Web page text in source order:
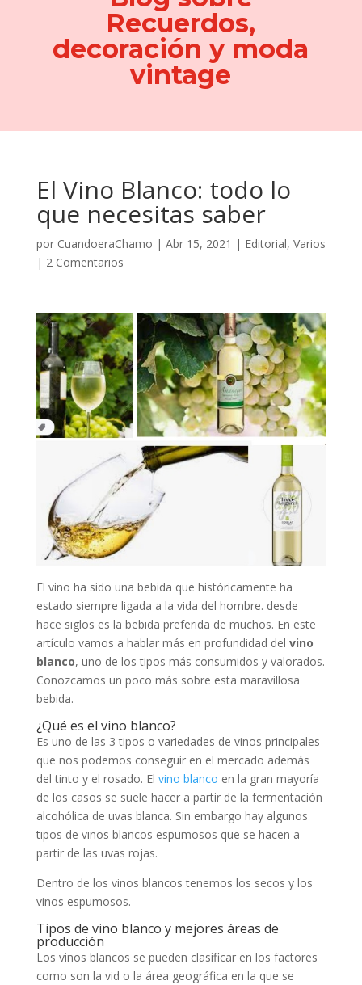
Recuerdos,
decoración y moda
vintage
El Vino Blanco: todo lo
que necesitas saber
por CuandoeraChamo | Abr 15, 2021 | Editorial, Varios
| 2 Comentarios
El vino ha sido una bebida que históricamente ha
estado siempre ligada a la vida del hombre. desde
hace siglos es la bebida preferida de muchos. En este
artículo vamos a hablar más en profundidad del vino
blanco, uno de los tipos más consumidos y valorados.
Conozcamos un poco más sobre esta maravillosa
bebida.
¿Qué es el vino blanco?
Es uno de las 3 tipos o variedades de vinos principales
que nos podemos conseguir en el mercado además
del tinto y el rosado. El vino blanco en la gran mayoría
de los casos se suele hacer a partir de la fermentación
alcohólica de uvas blanca. Sin embargo hay algunos
tipos de vinos blancos espumosos que se hacen a
partir de las uvas rojas.
Dentro de los vinos blancos tenemos los secos y los
vinos espumosos.
Tipos de vino blanco y mejores áreas de
producción
Los vinos blancos se pueden clasificar en los factores
como son la vid o la área geográfica en la que se